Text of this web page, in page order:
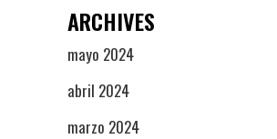
ARCHIVES
mayo 2024
abril 2024
marzo 2024